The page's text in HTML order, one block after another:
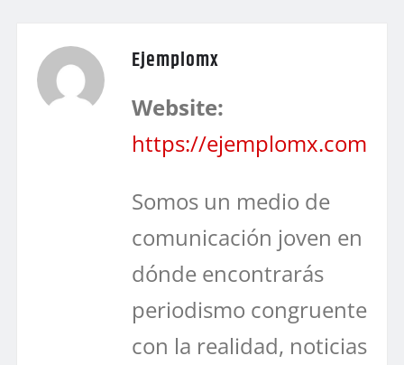
Ejemplomx
Website:
https://ejemplomx.com
Somos un medio de
comunicación joven en
dónde encontrarás
periodismo congruente
con la realidad, noticias